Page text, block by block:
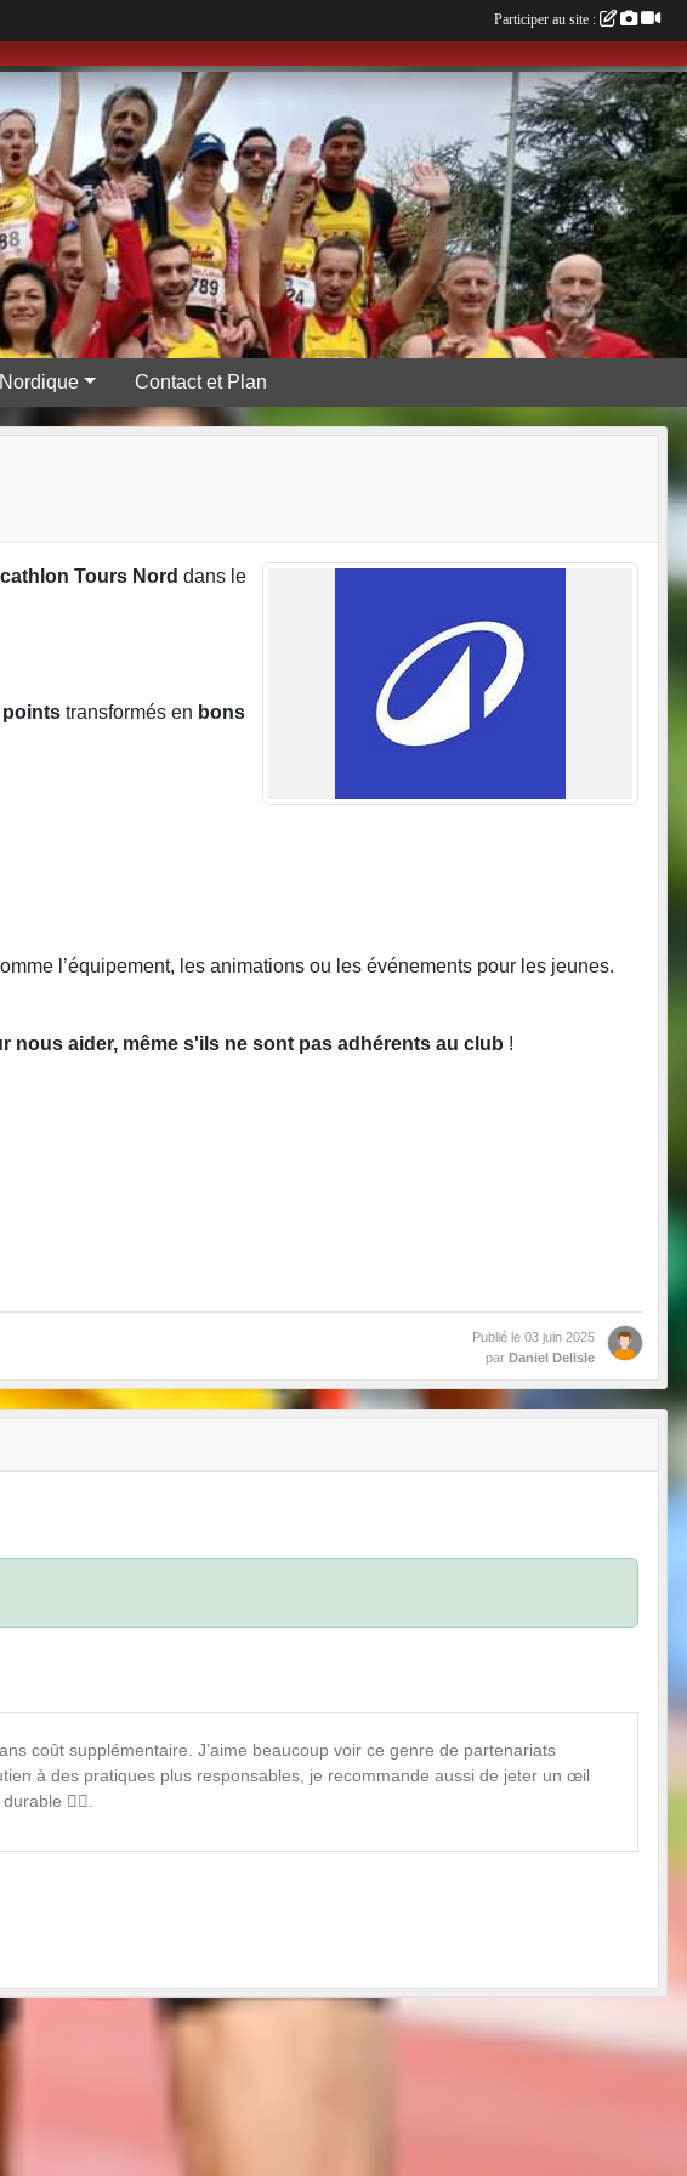
Contact et Plan
Tours Nord dans le
points transformés en bons
l’équipement, les animations ou les événements pour les jeunes.
nous aider, même s'ils ne sont pas adhérents au club !
Publié le 03 juin 2025
par Daniel Delisle
coût supplémentaire. J’aime beaucoup voir ce genre de partenariats
à des pratiques plus responsables, je recommande aussi de jeter un œil
🚴‍♀️.
Participer au site :